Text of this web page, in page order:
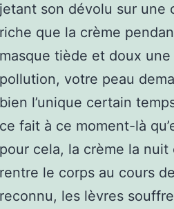
jetant son dévolu sur une
riche que la crème
masque tiède et doux
pollution, votre peau
bien l’unique certain
ce fait à ce moment-là
pour cela, la crème la
rentre le corps au cours
reconnu, les lèvres